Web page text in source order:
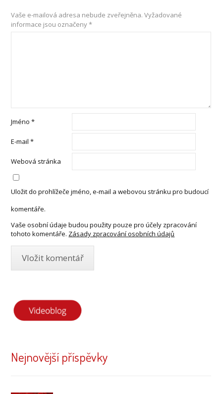
Vaše e-mailová adresa nebude zveřejněna. Vyžadované
informace jsou označeny*
Jméno*
E-mail*
Webová stránka
Uložit do prohlížeče jméno, e-mail a webovou stránku pro budoucí
komentáře.
Vaše osobní údaje budou použity pouze pro účely zpracování
tohoto komentáře. Zásady zpracování osobních údajů
Nejnovější příspěvky